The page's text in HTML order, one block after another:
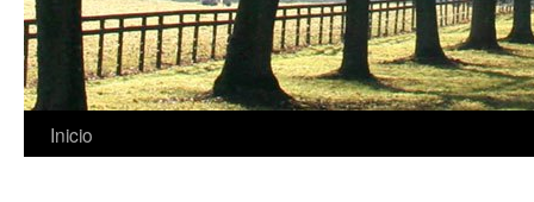
Saltar
Inicio